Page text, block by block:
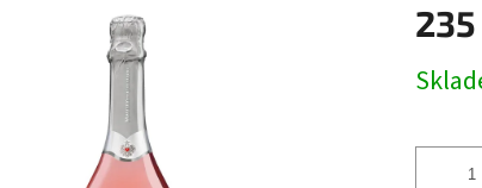
235
cena: